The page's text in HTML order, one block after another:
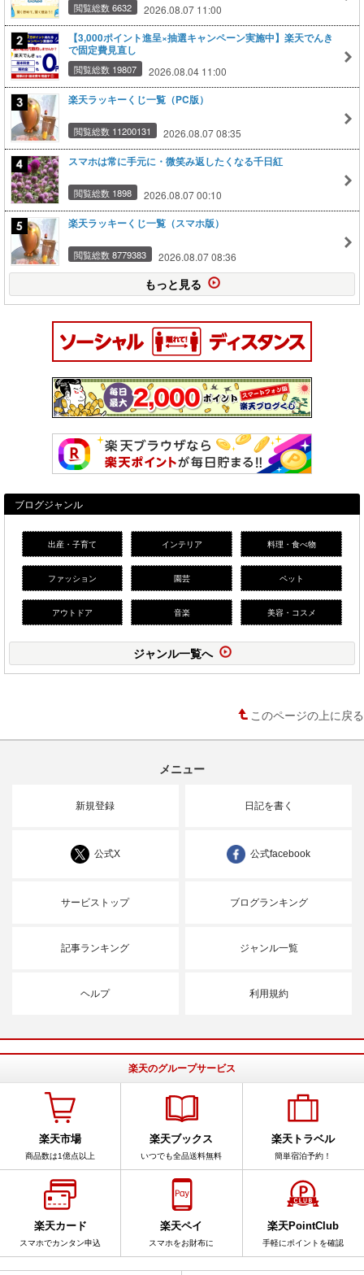
閲覧総数 6632 2026.08.07 11:00
【3,000ポイント進呈×抽選キャンペーン実施中】楽天でんき
で固定費見直し
閲覧総数 19807 2026.08.04 11:00
楽天ラッキーくじ一覧（PC版）
閲覧総数 11200131 2026.08.07 08:35
スマホは常に手元に・微笑み返したくなる千日紅
閲覧総数 1898 2026.08.07 00:10
楽天ラッキーくじ一覧（スマホ版）
閲覧総数 8779383 2026.08.07 08:36
もっと見る
ブログジャンル
出産・子育て インテリア 料理・食べ物
ファッション 園芸 ペット
アウトドア 音楽 美容・コスメ
ジャンル一覧へ
このページの上に戻る
メニュー
新規登録 日記を書く
公式X 公式facebook
サービストップ ブログランキング
記事ランキング ジャンル一覧
ヘルプ 利用規約
楽天のグループサービス
楽天市場
商品数は1億点以上
楽天ブックス
いつでも全品送料無料
楽天トラベル
簡単宿泊予約！
楽天カード
スマホでカンタン申込
楽天ペイ
スマホをお財布に
楽天PointClub
手軽にポイントを確認